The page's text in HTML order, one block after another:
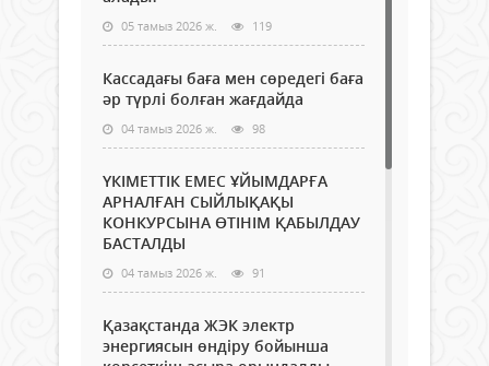
05 тамыз 2026 ж. 119
Кассадағы баға мен сөредегі баға
әр түрлі болған жағдайда
04 тамыз 2026 ж. 98
ҮКІМЕТТІК ЕМЕС ҰЙЫМДАРҒА
АРНАЛҒАН СЫЙЛЫҚАҚЫ
КОНКУРСЫНА ӨТІНІМ ҚАБЫЛДАУ
БАСТАЛДЫ
04 тамыз 2026 ж. 91
Қазақстанда ЖЭК электр
энергиясын өндіру бойынша